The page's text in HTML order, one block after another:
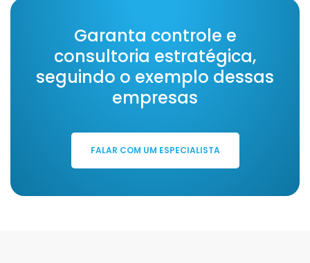
Garanta controle e
consultoria estratégica,
seguindo o exemplo dessas
empresas
FALAR COM UM ESPECIALISTA